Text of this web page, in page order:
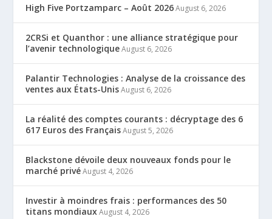
High Five Portzamparc – Août 2026 August 6, 2026
2CRSi et Quanthor : une alliance stratégique pour
l’avenir technologique August 6, 2026
Palantir Technologies : Analyse de la croissance des
ventes aux États-Unis August 6, 2026
La réalité des comptes courants : décryptage des 6
617 Euros des Français August 5, 2026
Blackstone dévoile deux nouveaux fonds pour le
marché privé August 4, 2026
Investir à moindres frais : performances des 50
titans mondiaux August 4, 2026